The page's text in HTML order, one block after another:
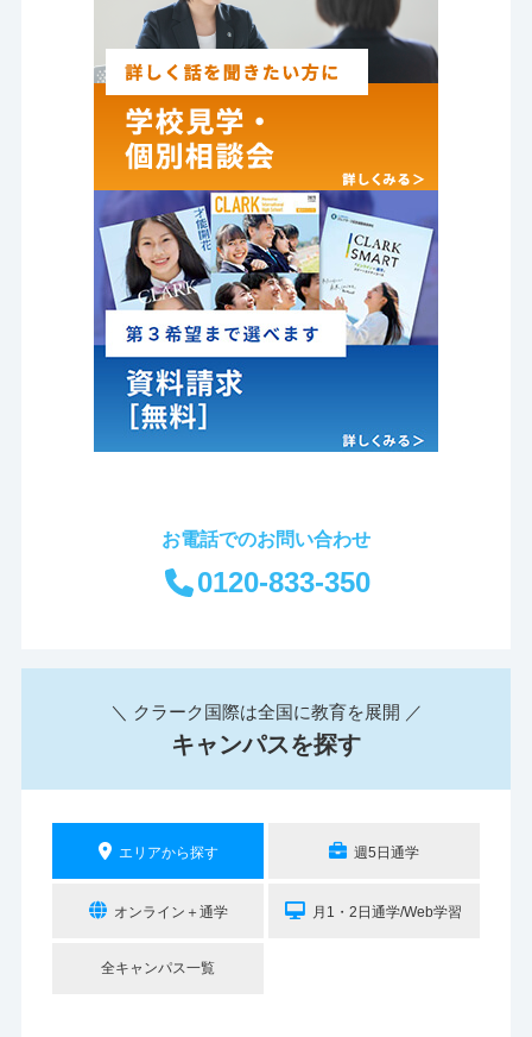
お電話でのお問い合わせ
0120-833-350
＼ クラーク国際は全国に教育を展開 ／
キャンパスを探す
エリアから探す 週5日通学
オンライン＋通学 月1・2日通学/Web学習
全キャンパス一覧